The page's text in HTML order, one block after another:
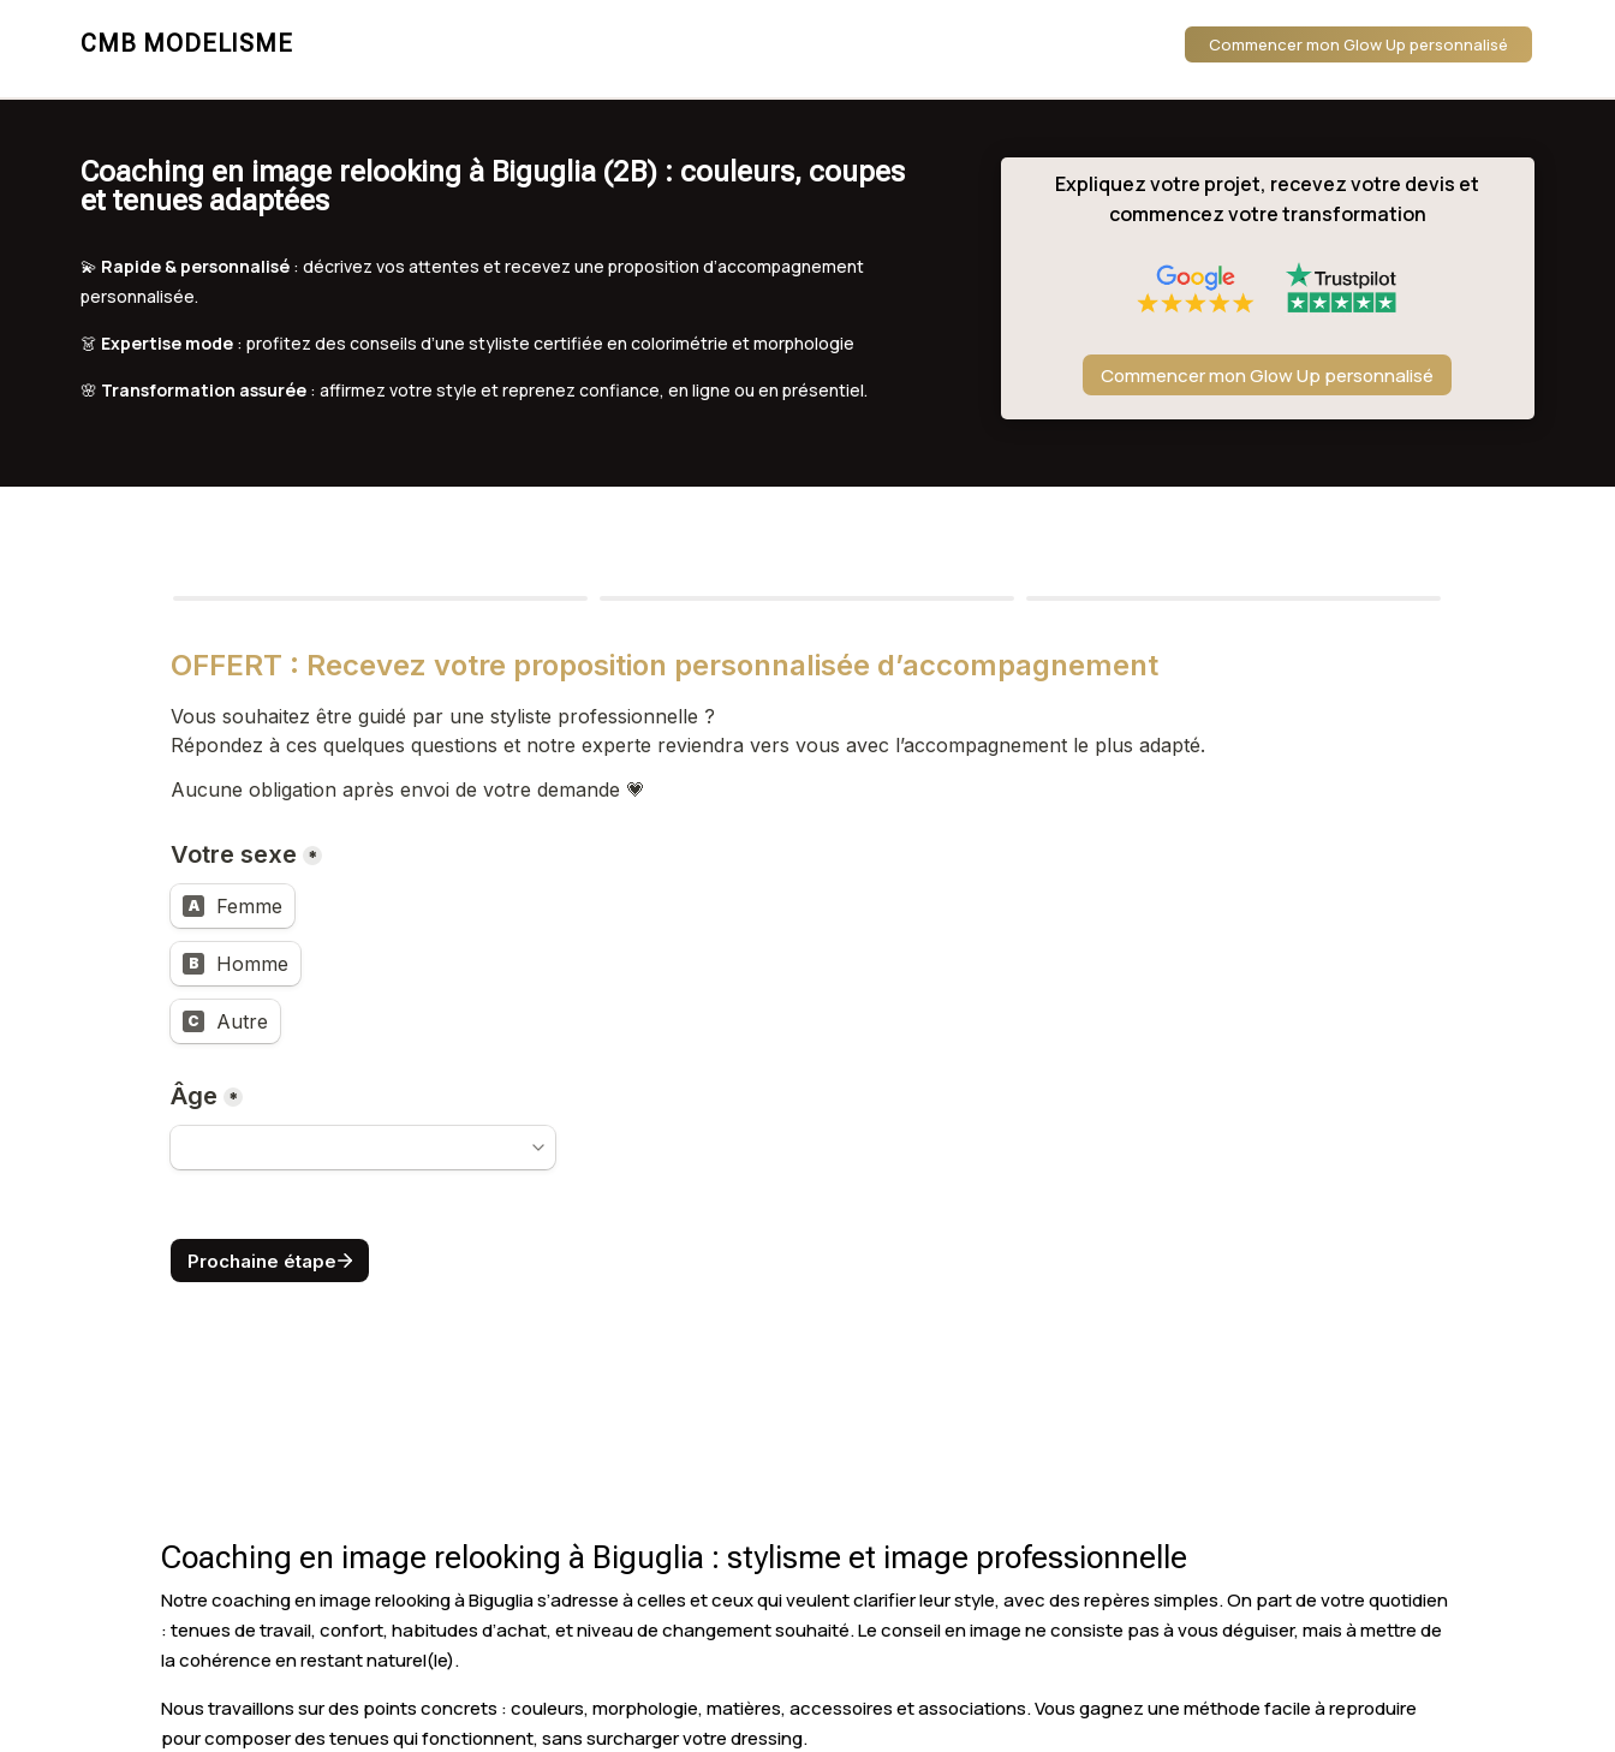
CMB MODELISME Commencer mon Glow Up personnalisé
Coaching en image relooking à Biguglia (2B) : couleurs, coupes
et tenues adaptées
💫 Rapide & personnalisé : décrivez vos attentes et recevez une proposition d’accompagnement
personnalisée.
👗 Expertise mode : profitez des conseils d’une styliste certifiée en colorimétrie et morphologie
🌸 Transformation assurée : affirmez votre style et reprenez confiance, en ligne ou en présentiel.
Expliquez votre projet, recevez votre devis et
commencez votre transformation
Commencer mon Glow Up personnalisé
Coaching en image relooking à Biguglia : stylisme et image professionnelle
Notre coaching en image relooking à Biguglia s’adresse à celles et ceux qui veulent clarifier leur style, avec des repères simples. On part de votre quotidien
: tenues de travail, confort, habitudes d’achat, et niveau de changement souhaité. Le conseil en image ne consiste pas à vous déguiser, mais à mettre de
la cohérence en restant naturel(le).
Nous travaillons sur des points concrets : couleurs, morphologie, matières, accessoires et associations. Vous gagnez une méthode facile à reproduire
pour composer des tenues qui fonctionnent, sans surcharger votre dressing.